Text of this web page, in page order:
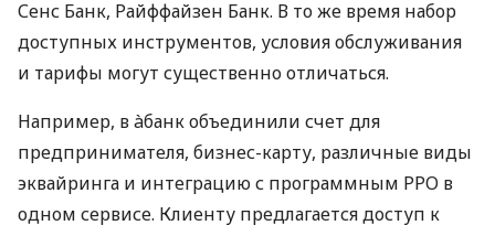
Сенс Банк, Райффайзен Банк. В то же время набор
доступных инструментов, условия обслуживания
и тарифы могут существенно отличаться.
Например, в àбанк объединили счет для
предпринимателя, бизнес-карту, различные виды
эквайринга и интеграцию с программным РРО в
одном сервисе. Клиенту предлагается доступ к